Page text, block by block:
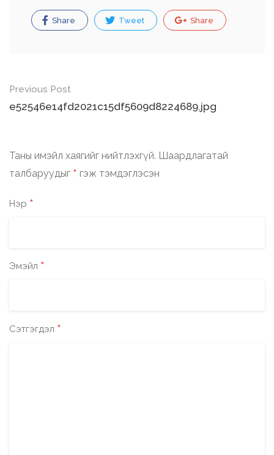
Share Tweet Share
Post
navigation
Previous Post
e52546e14fd2021c15df5609d8224689.jpg
Таны имэйл хаягийг нийтлэхгүй. Шаардлагатай
талбаруудыг * гэж тэмдэглэсэн
Нэр *
Эмэйл *
Сэтгэгдэл *